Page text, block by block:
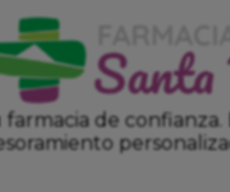
farmacia de